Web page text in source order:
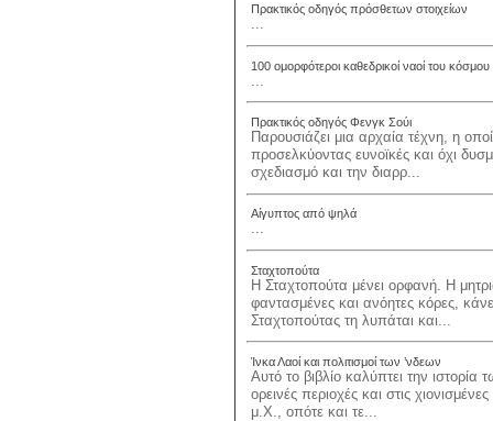
Πρακτικός οδηγός πρόσθετων στοιχείων
...
100 ομορφότεροι καθεδρικοί ναοί του κόσμου
Πρακτικός οδηγός Φενγκ Σούι
Παρουσιάζει μια αρχαία τέχνη, η
προσελκύοντας ευνοϊκές και όχι
σχεδιασμό και την διαρρ...
Αίγυπτος από ψηλά
...
Σταχτοπούτα
Η Σταχτοπούτα μένει ορφανή. Η
φαντασμένες και ανόητες κόρες,
Σταχτοπούτας τη λυπάται και...
Ίνκα Λαοί και πολιτισμοί των ’νδεων
Αυτό το βιβλίο καλύπτει την
ορεινές περιοχές και στις
μ.Χ., οπότε και τε...